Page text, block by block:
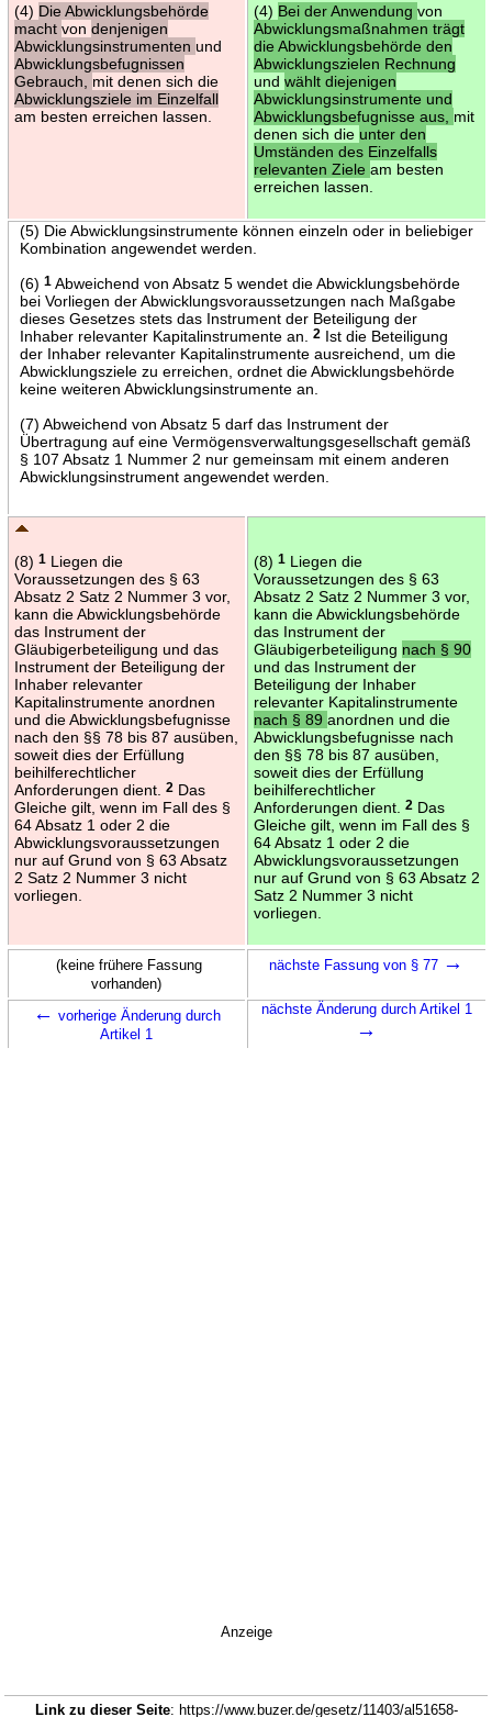
(4) Die Abwicklungsbehörde
macht von denjenigen
Abwicklungsinstrumenten und
Abwicklungsbefugnissen
Gebrauch, mit denen sich die
Abwicklungsziele im Einzelfall
am besten erreichen lassen.
(4) Bei der Anwendung von
Abwicklungsmaßnahmen trägt
die Abwicklungsbehörde den
Abwicklungszielen Rechnung
und wählt diejenigen
Abwicklungsinstrumente und
Abwicklungsbefugnisse aus, mit
denen sich die unter den
Umständen des Einzelfalls
relevanten Ziele am besten
erreichen lassen.
(5) Die Abwicklungsinstrumente können einzeln oder in beliebiger
Kombination angewendet werden.
(6) 1Abweichend von Absatz 5 wendet die Abwicklungsbehörde
bei Vorliegen der Abwicklungsvoraussetzungen nach Maßgabe
dieses Gesetzes stets das Instrument der Beteiligung der
Inhaber relevanter Kapitalinstrumente an.
2Ist die Beteiligung
der Inhaber relevanter Kapitalinstrumente ausreichend, um die
Abwicklungsziele zu erreichen, ordnet die Abwicklungsbehörde
keine weiteren Abwicklungsinstrumente an.
(7) Abweichend von Absatz 5 darf das Instrument der
Übertragung auf eine Vermögensverwaltungsgesellschaft gemäß
§ 107 Absatz 1 Nummer 2 nur gemeinsam mit einem anderen
Abwicklungsinstrument angewendet werden.
(8) 1Liegen die
Voraussetzungen des § 63
Absatz 2 Satz 2 Nummer 3 vor,
kann die Abwicklungsbehörde
das Instrument der
Gläubigerbeteiligung und das
Instrument der Beteiligung der
Inhaber relevanter
Kapitalinstrumente anordnen
und die Abwicklungsbefugnisse
nach den §§ 78 bis 87 ausüben,
soweit dies der Erfüllung
beihilferechtlicher
Anforderungen dient.
2Das
Gleiche gilt, wenn im Fall des §
64 Absatz 1 oder 2 die
Abwicklungsvoraussetzungen
nur auf Grund von § 63 Absatz
2 Satz 2 Nummer 3 nicht
vorliegen.
(8) 1Liegen die
Voraussetzungen des § 63
Absatz 2 Satz 2 Nummer 3 vor,
kann die Abwicklungsbehörde
das Instrument der
Gläubigerbeteiligung nach § 90
und das Instrument der
Beteiligung der Inhaber
relevanter Kapitalinstrumente
nach § 89 anordnen und die
Abwicklungsbefugnisse nach
den §§ 78 bis 87 ausüben,
soweit dies der Erfüllung
beihilferechtlicher
Anforderungen dient.
2Das
Gleiche gilt, wenn im Fall des §
64 Absatz 1 oder 2 die
Abwicklungsvoraussetzungen
nur auf Grund von § 63 Absatz 2
Satz 2 Nummer 3 nicht
vorliegen.
(keine frühere Fassung
vorhanden)
nächste Fassung von § 77 →
← vorherige Änderung durch
Artikel 1
nächste Änderung durch Artikel 1
→
Anzeige
Link zu dieser Seite: https://www.buzer.de/gesetz/11403/al51658-